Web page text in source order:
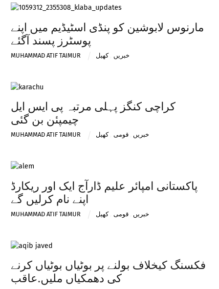
مارنوس لابوشین کو پنڈی اسٹیڈیم میں اپنے
پوسٹرز پسند آگئے
MUHAMMAD ATIF TAIMUR خبریں ,کھیل
کراچی کنگز پہلی مرتبہ پی ایس ایل
چیمپئن بن گئی
MUHAMMAD ATIF TAIMUR خبریں ,قومی ,کھیل
پاکستانی امپائر علیم ڈارآج ایک اور ریکارڈ
اپنے نام کرلیں گے
MUHAMMAD ATIF TAIMUR خبریں ,قومی ,کھیل
فکسنگ کیخلاف بولنے پر بوٹیاں بوٹیاں کرنے
کی دھمکیاں ملیں.عاقب